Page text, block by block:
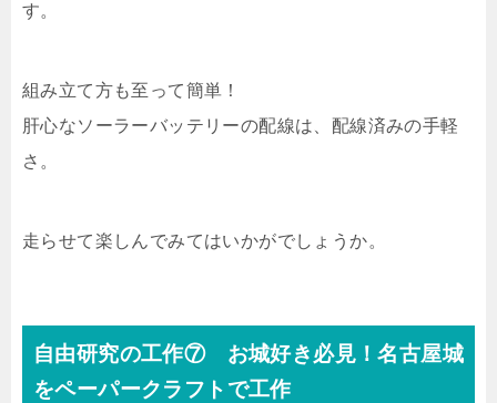
す。
組み立て方も至って簡単！
肝心なソーラーバッテリーの配線は、配線済みの手軽
さ。
走らせて楽しんでみてはいかがでしょうか。
自由研究の工作⑦ お城好き必見！名古屋城
をペーパークラフトで工作